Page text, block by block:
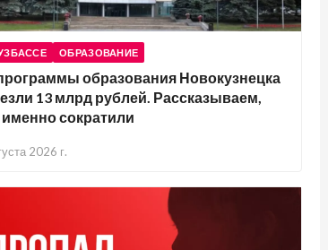
ОБРАЗОВАНИЕ
образования Новокузнецка
13 млрд рублей. Рассказываем,
именно сократили
2026 г.